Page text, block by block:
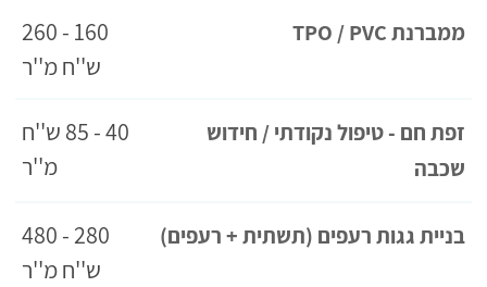
ממברנת TPO / PVC
160 - 260
ש''ח מ''ר
זפת חם - טיפול נקודתי / חידוש
שכבה
40 - 85 ש''ח
מ''ר
בניית גגות רעפים (תשתית + רעפים)
280 - 480
ש''ח מ''ר